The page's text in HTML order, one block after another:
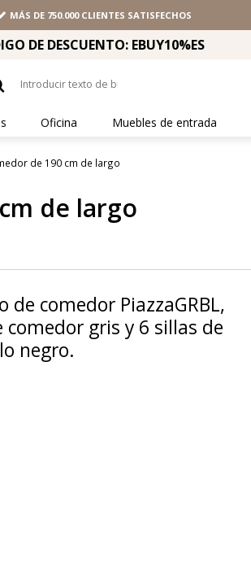
MÁS DE 750.000 CLIENTES SATISFECHOS
DE DESCUENTO: EBUY10%ES
Oficina Muebles de entrada
de 190 cm de largo
de largo
de comedor PiazzaGRBL,
comedor gris y 6 sillas de
negro.